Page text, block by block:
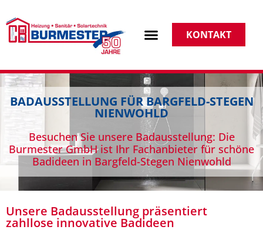
KONTAKT
BADAUSSTELLUNG FÜR BARGFELD-STEGEN
NIENWOHLD
Besuchen Sie unsere Badausstellung: Die
Burmester GmbH ist Ihr Fachanbieter für schöne
Badideen in Bargfeld-Stegen Nienwohld
Unsere Badausstellung präsentiert
zahllose innovative Badideen